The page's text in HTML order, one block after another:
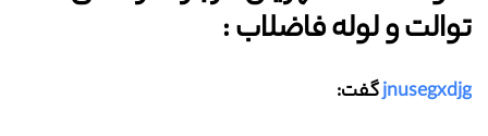
توالت و لوله فاضلاب :‌
jnusegxdjgگفت: